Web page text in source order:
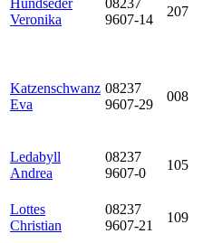
Hundseder
Veronika
08237
9607-14
207
Katzenschwanz
Eva
08237
9607-29
008
Ledabyll
Andrea
08237
9607-0
105
Lottes
Christian
08237
9607-21
109